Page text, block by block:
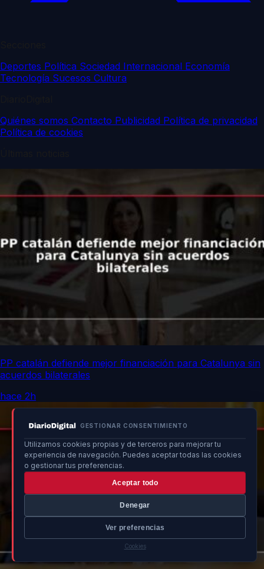
GESTIONAR CONSENTIMIENTO
Utilizamos cookies propias y de terceros para mejorar tu
experiencia de navegación. Puedes aceptar todas las cookies
o gestionar tus preferencias.
Aceptar todo
Denegar
Ver preferencias
Cookies
Deportes Política Sociedad Internacional Economía
Tecnología Sucesos Cultura
Quiénes somos Contacto Publicidad Política de privacidad
Política de cookies
PP catalán defiende mejor financiación para Catalunya sin
acuerdos bilaterales
hace 2h